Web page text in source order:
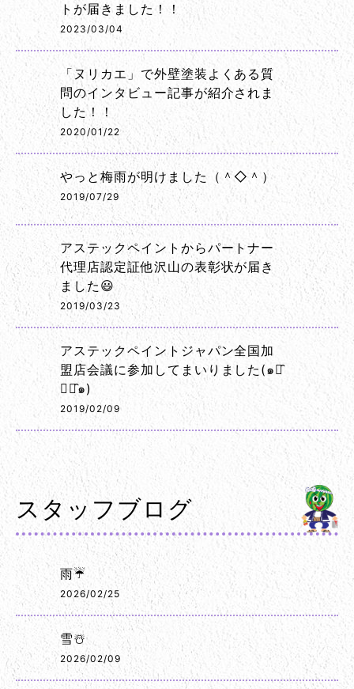
トが届きました！！
2023/03/04
「ヌリカエ」で外壁塗装よくある質
問のインタビュー記事が紹介されま
した！！
2020/01/22
やっと梅雨が明けました（＾◇＾）
2019/07/29
アステックペイントからパートナー
代理店認定証他沢山の表彰状が届き
ました😃
2019/03/23
アステックペイントジャパン全国加
盟店会議に参加してまいりました(๑･̑
◡･̑๑)
2019/02/09
スタッフブログ
雨☔
2026/02/25
雪☃️
2026/02/09